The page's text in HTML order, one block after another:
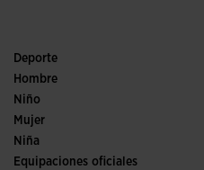
Deporte
Running
Pádel
Fútbol
Trail running
Tenis
Hombre
Calzado Hombre
Deporte
Niño
Ver todo ropa niño
Mujer
Ropa Mujer
Deporte
Niña
Ver todo ropa niña
Equipaciones oficiales